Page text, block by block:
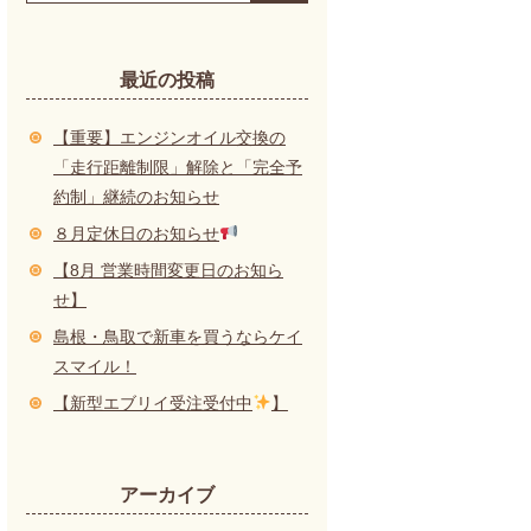
最近の投稿
【重要】エンジンオイル交換の
「走行距離制限」解除と「完全予
約制」継続のお知らせ
８月定休日のお知らせ
【8月 営業時間変更日のお知ら
せ】
島根・鳥取で新車を買うならケイ
スマイル！
【新型エブリイ受注受付中
】
アーカイブ